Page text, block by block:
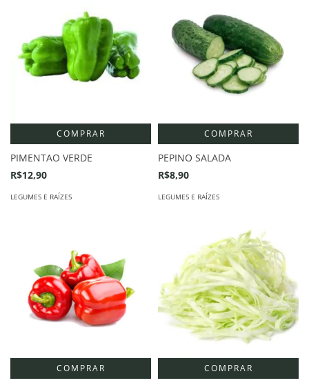
COMPRAR
PIMENTAO VERDE
R$12,90
LEGUMES E RAÍZES
COMPRAR
PEPINO SALADA
R$8,90
LEGUMES E RAÍZES
COMPRAR